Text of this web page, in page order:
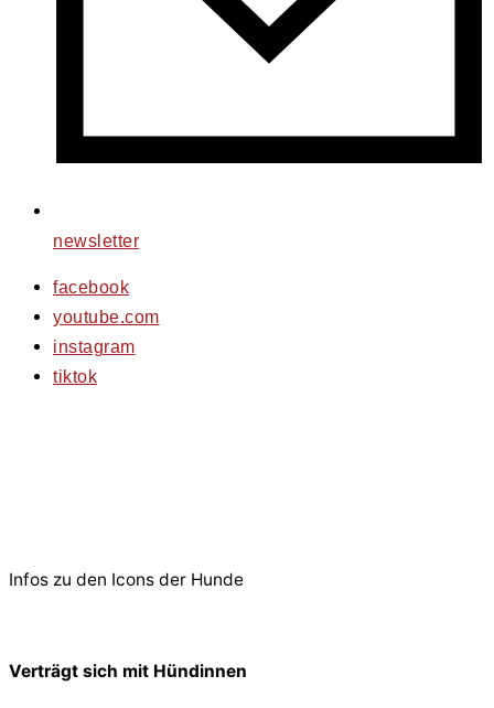
newsletter
facebook
youtube.com
instagram
tiktok
Infos zu den Icons der Hunde
Verträgt sich mit Hündinnen